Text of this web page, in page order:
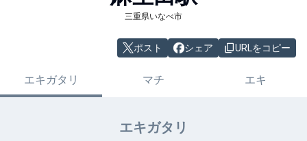
三重県いなべ市
ポスト シェア URLをコピー
エキガタリ マチ エキ
エキガタリ